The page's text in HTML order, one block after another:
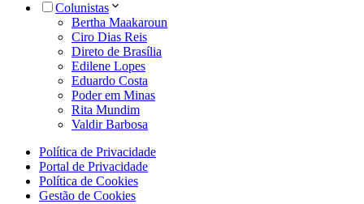
Colunistas
Bertha Maakaroun
Ciro Dias Reis
Direto de Brasília
Edilene Lopes
Eduardo Costa
Poder em Minas
Rita Mundim
Valdir Barbosa
Política de Privacidade
Portal de Privacidade
Política de Cookies
Gestão de Cookies